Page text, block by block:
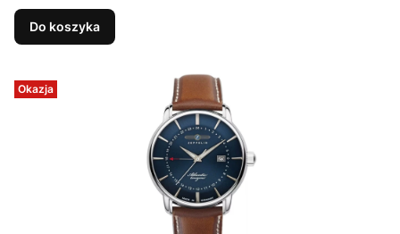
Do koszyka
Okazja